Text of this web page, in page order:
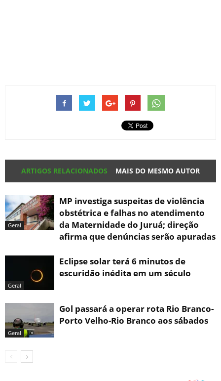
ARTIGOS RELACIONADOS MAIS DO MESMO AUTOR
Geral
MP investiga suspeitas de violência
obstétrica e falhas no atendimento
da Maternidade do Juruá; direção
afirma que denúncias serão apuradas
Geral
Eclipse solar terá 6 minutos de
escuridão inédita em um século
Geral
Gol passará a operar rota Rio Branco-
Porto Velho-Rio Branco aos sábados